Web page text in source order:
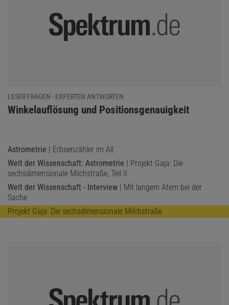
LESER FRAGEN - EXPERTEN ANTWORTEN
:
Winkelauflösung und Positionsgenauigkeit
Astrometrie | Erbsenzähler im All
Welt der Wissenschaft: Astrometrie | Projekt Gaja: Die
sechsdimensionale Milchstraße, Teil II
Welt der Wissenschaft - Interview | Mit langem Atem bei der
Sache
Projekt Gaja: Die sechsdimensionale Milchstraße